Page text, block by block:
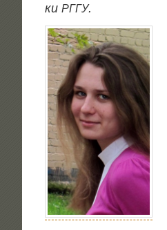
ки РГГУ.